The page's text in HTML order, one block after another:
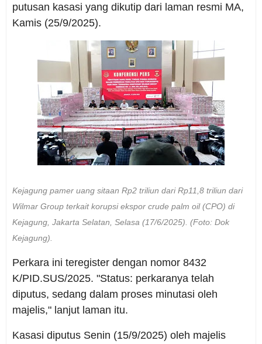
putusan kasasi yang dikutip dari laman resmi MA,
Kamis (25/9/2025).
Kejagung pamer uang sitaan Rp2 triliun dari Rp11,8 triliun dari
Wilmar Group terkait korupsi ekspor crude palm oil (CPO) di
Kejagung, Jakarta Selatan, Selasa (17/6/2025). (Foto: Dok
Kejagung).
Perkara ini teregister dengan nomor 8432
K/PID.SUS/2025. "Status: perkaranya telah
diputus, sedang dalam proses minutasi oleh
majelis," lanjut laman itu.
Kasasi diputus Senin (15/9/2025) oleh majelis